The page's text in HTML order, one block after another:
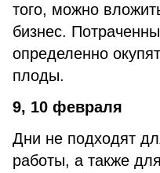
того, можно
бизнес.
определенно
плоды.
9, 10 февраля
Дни не подходят
работы, а также